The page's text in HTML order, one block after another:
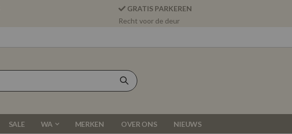
GRATIS PARKEREN
Recht voor de deur
SALE WA MERKEN OVER ONS NIEUWS